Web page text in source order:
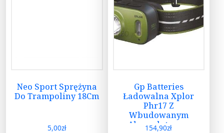
Neo Sport Sprężyna
Do Trampoliny 18Cm
5,00zł
Gp Batteries
Ładowalna Xplor
Phr17 Z
Wbudowanym
Akumulatorem
154,90zł